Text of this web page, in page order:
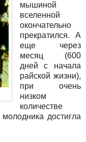
мышиной
вселенной
окончательно
прекратился. А
еще через
месяц (600
дней с начала
райской жизни),
при очень
низком
количестве
достигла